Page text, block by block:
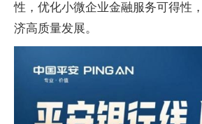
性，优化小微企业金融服务可得性
济高质量发展。